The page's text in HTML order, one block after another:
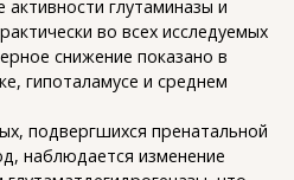
глутаминазы и
во всех исследуемых
снижение показано в
гипоталамусе и среднем
подвергшихся пренатальной
наблюдается изменение